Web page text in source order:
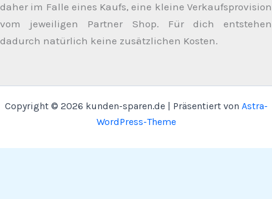
daher im Falle eines Kaufs, eine kleine Verkaufsprovision
vom jeweiligen Partner Shop. Für dich entstehen
dadurch natürlich keine zusätzlichen Kosten.
Copyright © 2026 kunden-sparen.de | Präsentiert von Astra-
WordPress-Theme